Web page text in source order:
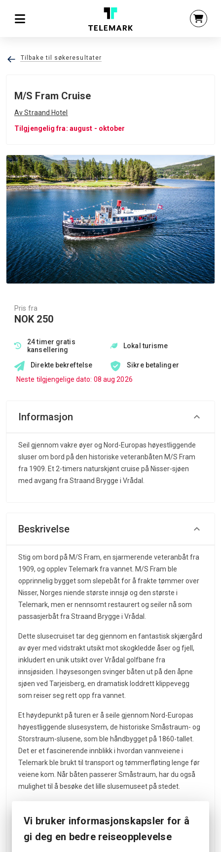
Tilbake til søkeresultater
M/S Fram Cruise
Av Straand Hotel
Tilgjengelig fra: august - oktober
Pris fra
NOK 250
24 timer gratis
kansellering
Lokal turisme
Direkte bekreftelse
Sikre betalinger
Neste tilgjengelige dato: 08 aug 2026
Informasjon
Seil gjennom vakre øyer og Nord-Europas høyestliggende
sluser om bord på den historiske veteranbåten M/S Fram
fra 1909. Et 2-timers naturskjønt cruise på Nisser-sjøen
med avgang fra Straand Brygge i Vrådal.
Beskrivelse
Stig om bord på M/S Fram, en sjarmerende veteranbåt fra
1909, og opplev Telemark fra vannet. M/S Fram ble
opprinnelig bygget som slepebåt for å frakte tømmer over
Nisser, Norges niende største innsjø og den største i
Telemark, men er nennsomt restaurert og seiler nå som
passasjerbåt fra Straand Brygge i Vrådal.
Dette slusecruiset tar deg gjennom en fantastisk skjærgård
av øyer med vidstrakt utsikt mot skogkledde åser og fjell,
inkludert en unik utsikt over Vrådal golfbane fra
innsjøsiden. I høysesongen svinger båten ut på den åpne
sjøen ved Tarjeisberg, en dramatisk loddrett klippevegg
som reiser seg rett opp fra vannet.
Et høydepunkt på turen er å seile gjennom Nord-Europas
høyestliggende slusesystem, de historiske Småstraum- og
Storstraum-slusene, som ble håndbygget på 1860-tallet.
Det er et fascinerende innblikk i hvordan vannveiene i
Telemark ble brukt til transport og tømmerfløting lenge før
veiene kom. Når båten passerer Småstraum, har du også
mulighet til å besøke det lille slusemuseet på stedet.
tempo med frisk luft, stadig skiftende utsiktspunkter og
en minneverdig måte å oppdage Vrådal-landskapet på.
Vi bruker informasjonskapsler for å
gi deg en bedre reiseopplevelse